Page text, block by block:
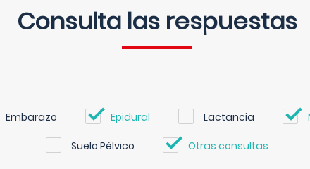
Consulta las respuestas
Embarazo Epidural Lactancia
Suelo Pélvico Otras consultas